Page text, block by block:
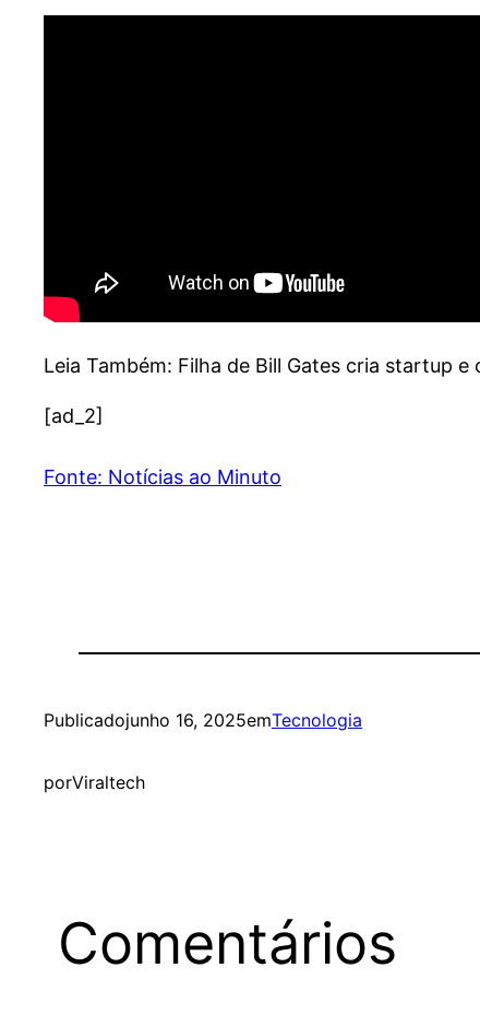
Leia Também: Filha de Bill Gates cria startup
[ad_2]
Fonte: Notícias ao Minuto
Publicadojunho 16, 2025emTecnologia
porViraltech
Comentários